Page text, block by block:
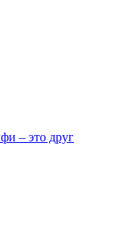
– это друг